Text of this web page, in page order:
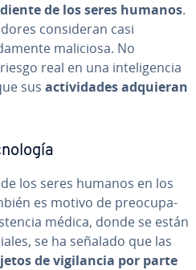
de los seres humanos.
co­n­si­de­ran casi
maliciosa. No
real en una in­te­li­ge­n­cia
sus ac­ti­vi­da­des adquieran
los seres humanos en los
es motivo de preo­cu­pa­
médica, donde se están
se ha señalado que las
de vi­gi­la­n­cia por parte